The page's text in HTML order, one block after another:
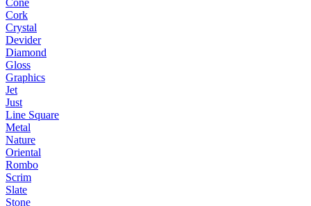
Cork
Crystal
Devider
Diamond
Gloss
Graphics
Jet
Just
Line Square
Metal
Nature
Oriental
Rombo
Scrim
Slate
Stone